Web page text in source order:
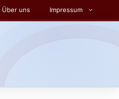
Über uns Impressum